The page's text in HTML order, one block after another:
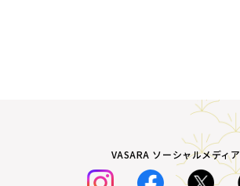
VASARA ソーシャルメディア